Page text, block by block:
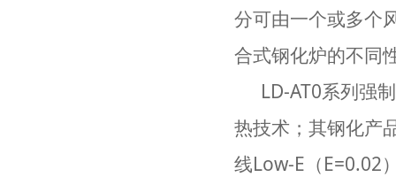
分可由一个或多个
合式钢化炉的不同
LD-AT0系列强制
热技术；其钢化产
线Low-E（E=0.02